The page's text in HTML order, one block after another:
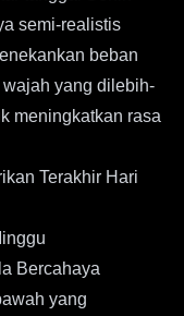
semi-realistis
beban
yang dilebih-
meningkatkan rasa
Terakhir Hari
Bercahaya
yang